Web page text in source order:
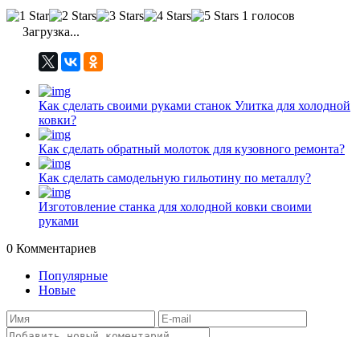
1 голосов
Загрузка...
Как сделать своими руками станок Улитка для холодной
ковки?
Как сделать обратный молоток для кузовного ремонта?
Как сделать самодельную гильотину по металлу?
Изготовление станка для холодной ковки своими
руками
0 Комментариев
Популярные
Новые